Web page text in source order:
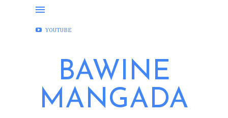
FACEBOOK
YOUTUBE
BAWINE
MANGADA